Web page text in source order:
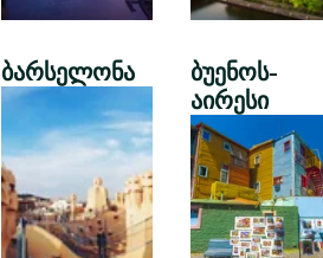
ბარსელონა
ბუენოს-
აირესი